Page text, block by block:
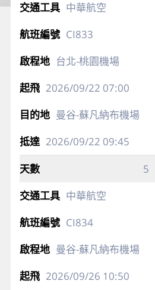
中華航空
CI833
台北-桃園機場
2026/09/22 07:00
曼谷-蘇凡納布機場
2026/09/22 09:45
5
中華航空
CI834
曼谷-蘇凡納布機場
2026/09/26 10:50